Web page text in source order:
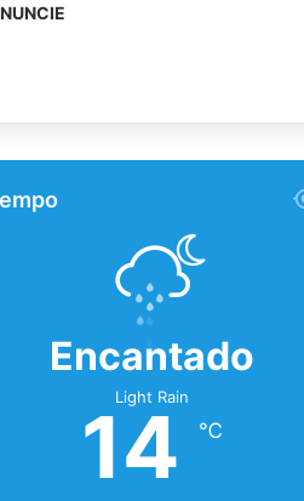
Encantado
Light Rain
14 ℃